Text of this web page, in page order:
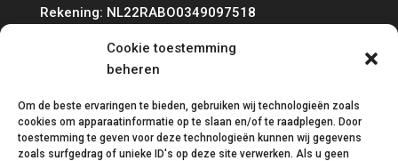
Cookie toestemming
beheren
Om de beste ervaringen te bieden, gebruiken wij technologieën zoals
cookies om apparaatinformatie op te slaan en/of te raadplegen. Door
toestemming te geven voor deze technologieën kunnen wij gegevens
zoals surfgedrag of unieke ID's op deze site verwerken. Als u geen
Rekening: NL22RABO0349097518